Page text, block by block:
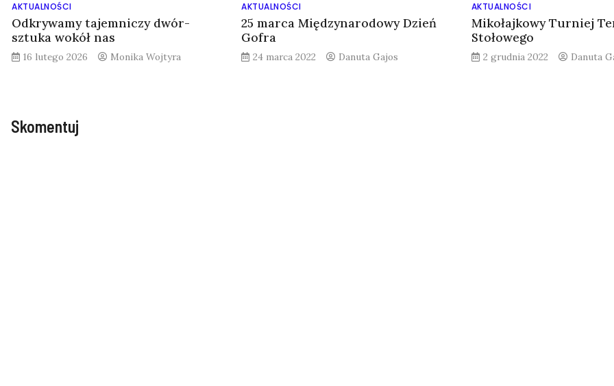
AKTUALNOŚCI
Odkrywamy tajemniczy dwór-
sztuka wokół nas
16 lutego 2026 Monika Wojtyra
AKTUALNOŚCI
25 marca Międzynarodowy Dzień
Gofra
24 marca 2022 Danuta Gajos
AKTUALNOŚCI
Mikołajkowy Turniej
Stołowego
2 grudnia 2022 Danuta
Skomentuj